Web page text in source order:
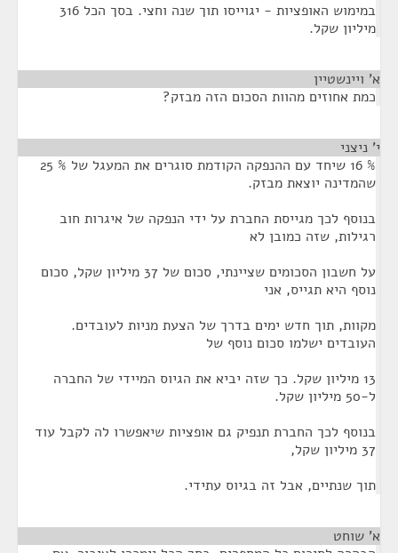
במימוש האופציות - יגוייסו תוך שנה וחצי. בסך הכל 316
מיליון שקל.
א' ויינשטיין
כמת אחוזים מהוות הסכום הזה מבזק?
י' ניצני
% 16 שיחד עם ההנפקה הקודמת סוגרים את המעגל של % 25
שהמדינה יוצאת מבזק.
בנוסף לכך מגייסת החברת על ידי הנפקה של איגרות חוב
רגילות, שזה כמובן לא
על חשבון הסכומים שציינתי, סכום של 37 מיליון שקל, סכום
נוסף היא תגייס, אני
מקוות, תוך חדש ימים בדרך של הצעת מניות לעובדים.
העובדים ישלמו סכום נוסף של
13 מיליון שקל. כך שזה יביא את הגיוס המיידי של החברה
ל-50 מיליון שקל.
בנוסף לכך החברת תנפיק גם אופציות שיאפשרו לה לקבל עוד
37 מיליון שקל,
תוך שנתיים, אבל זה בגיוס עתידי.
א' שוחט